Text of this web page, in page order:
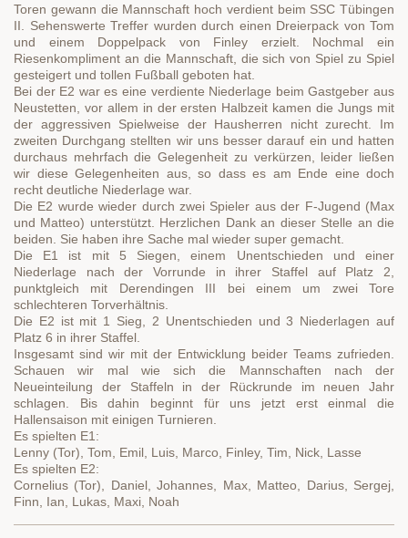
Toren gewann die Mannschaft hoch verdient beim SSC Tübingen
II. Sehenswerte Treffer wurden durch einen Dreierpack von Tom
und einem Doppelpack von Finley erzielt. Nochmal ein
Riesenkompliment an die Mannschaft, die sich von Spiel zu Spiel
gesteigert und tollen Fußball geboten hat.
Bei der E2 war es eine verdiente Niederlage beim Gastgeber aus
Neustetten, vor allem in der ersten Halbzeit kamen die Jungs mit
der aggressiven Spielweise der Hausherren nicht zurecht. Im
zweiten Durchgang stellten wir uns besser darauf ein und hatten
durchaus mehrfach die Gelegenheit zu verkürzen, leider ließen
wir diese Gelegenheiten aus, so dass es am Ende eine doch
recht deutliche Niederlage war.
Die E2 wurde wieder durch zwei Spieler aus der F-Jugend (Max
und Matteo) unterstützt. Herzlichen Dank an dieser Stelle an die
beiden. Sie haben ihre Sache mal wieder super gemacht.
Die E1 ist mit 5 Siegen, einem Unentschieden und einer
Niederlage nach der Vorrunde in ihrer Staffel auf Platz 2,
punktgleich mit Derendingen III bei einem um zwei Tore
schlechteren Torverhältnis.
Die E2 ist mit 1 Sieg, 2 Unentschieden und 3 Niederlagen auf
Platz 6 in ihrer Staffel.
Insgesamt sind wir mit der Entwicklung beider Teams zufrieden.
Schauen wir mal wie sich die Mannschaften nach der
Neueinteilung der Staffeln in der Rückrunde im neuen Jahr
schlagen. Bis dahin beginnt für uns jetzt erst einmal die
Hallensaison mit einigen Turnieren.
Es spielten E1:
Lenny (Tor), Tom, Emil, Luis, Marco, Finley, Tim, Nick, Lasse
Es spielten E2:
Cornelius (Tor), Daniel, Johannes, Max, Matteo, Darius, Sergej,
Finn, Ian, Lukas, Maxi, Noah